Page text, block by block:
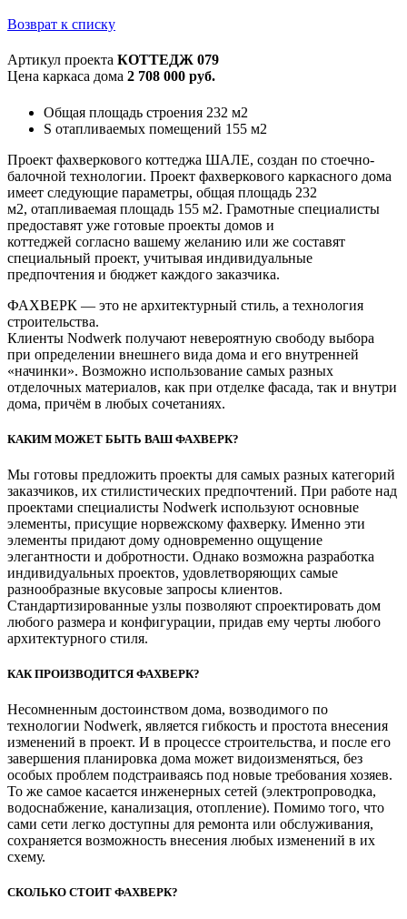
Возврат к списку
Артикул проекта КОТТЕДЖ 079
Цена каркаса дома 2 708 000 руб.
Общая площадь строения 232 м2
S отапливаемых помещений 155 м2
Проект фахверкового коттеджа ШАЛЕ, создан по стоечно-
балочной технологии. Проект фахверкового каркасного дома
имеет следующие параметры, общая площадь 232
м2, отапливаемая площадь 155 м2. Грамотные специалисты
предоставят уже готовые проекты домов и
коттеджей согласно вашему желанию или же составят
специальный проект, учитывая индивидуальные
предпочтения и бюджет каждого заказчика.
ФАХВЕРК — это не архитектурный стиль, а технология
строительства.
Клиенты Nodwerk получают невероятную свободу выбора
при определении внешнего вида дома и его внутренней
«начинки». Возможно использование самых разных
отделочных материалов, как при отделке фасада, так и внутри
дома, причём в любых сочетаниях.
КАКИМ МОЖЕТ БЫТЬ ВАШ ФАХВЕРК?
Мы готовы предложить проекты для самых разных категорий
заказчиков, их стилистических предпочтений. При работе над
проектами специалисты Nodwerk используют основные
элементы, присущие норвежскому фахверку. Именно эти
элементы придают дому одновременно ощущение
элегантности и добротности. Однако возможна разработка
индивидуальных проектов, удовлетворяющих самые
разнообразные вкусовые запросы клиентов.
Стандартизированные узлы позволяют спроектировать дом
любого размера и конфигурации, придав ему черты любого
архитектурного стиля.
КАК ПРОИЗВОДИТСЯ ФАХВЕРК?
Несомненным достоинством дома, возводимого по
технологии Nodwerk, является гибкость и простота внесения
изменений в проект. И в процессе строительства, и после его
завершения планировка дома может видоизменяться, без
особых проблем подстраиваясь под новые требования хозяев.
То же самое касается инженерных сетей (электропроводка,
водоснабжение, канализация, отопление). Помимо того, что
сами сети легко доступны для ремонта или обслуживания,
сохраняется возможность внесения любых изменений в их
схему.
СКОЛЬКО СТОИТ ФАХВЕРК?